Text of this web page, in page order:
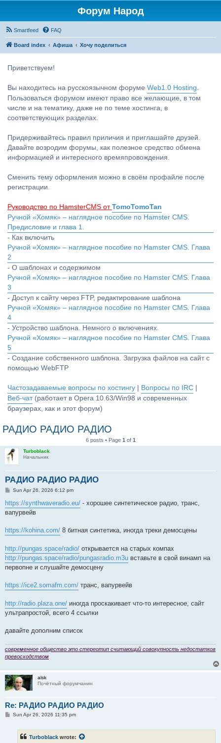
Форум Народ
Smartfeed FAQ
Board index Афиша Хочу поделиться
Приветствуем!
Вы находитесь на русскоязычном форуме Web1.0 Hosting.
Пользоваться форумом имеют право все желающие, в том
числе и на тематику, даже не по теме хостинга, в
соответствующих разделах.
Придерживайтесь правил приличия и приглашайте друзей.
Давайте возродим форумы, как полезное средство обмена
информацией и интересного времяпровождения.
Сменить тему оформления можно в своём профайле после
регистрации.
Руководство по HamsterCMS от TomoTomoTan
Ручной «Хомяк» – наглядное пособие по Hamster CMS.
Предисловие и глава 1.
- Как включить
Ручной «Хомяк» – наглядное пособие по Hamster CMS. Глава
2
- О шаблонах и содержимом
Ручной «Хомяк» – наглядное пособие по Hamster CMS. Глава
3
- Доступ к сайту через FTP, редактирование шаблона
Ручной «Хомяк» – наглядное пособие по Hamster CMS. Глава
4
- Устройство шаблона. Немного о включениях.
Ручной «Хомяк» – наглядное пособие по Hamster CMS. Глава
5
- Создание собственного шаблона. Загрузка файлов на сайт с
помощью WebFTP
Частозадаваемые вопросы по хостингу Вопросы по IRC
Веб-чат(работает в Opera 10.63/Win98 и современных
браузерах, как и этот форум)
РАДИО РАДИО РАДИО
6 posts • Page 1 of 1
Turboblack
Начальник
РАДИО РАДИО РАДИО
P
s
t
Sun Apr 26, 2026 6:12 pm
https://synthwaveradio.eu/ - хорошее синтетическое радио, транс,
вапурвейв
https://kohina.com/ 8 битная синтетика, иногда треки демосцены
http://pungas.space/radio/ открывается на старых компах
http://pungas.space/radio/pungasradio.m3u вставьте в свой винамп на
первопне и слушайте демосцену
https://ice2.somafm.com/ транс, вапурвейв
http://radio.plaza.one/ иногда проскакивает что-то интересное, сайт
ультрапростой, всего 4 ссылки
давайте дополним список
современное общество это стереотип считающий совокупность недостатков
превосходством
alsk
Почётный форумчанин
Re: РАДИО РАДИО РАДИО
PSun Apr 26, 2026 11:35 pm
Turboblack wrote: